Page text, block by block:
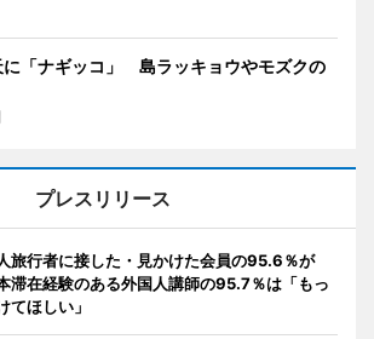
に「ナギッコ」 島ラッキョウやモズクの
プレスリリース
旅行者に接した・見かけた会員の95.6％が
滞在経験のある外国人講師の95.7％は「もっ
てほしい」